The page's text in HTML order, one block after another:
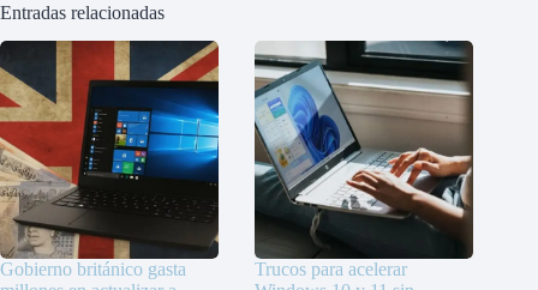
Entradas relacionadas
Gobierno británico gasta
Trucos para acelerar